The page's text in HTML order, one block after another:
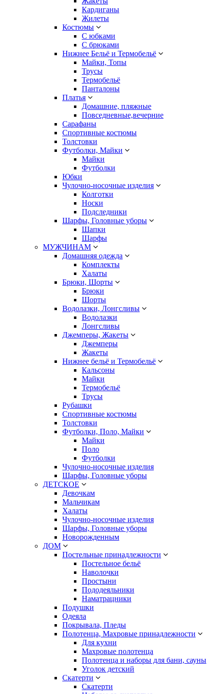
Кардиганы
Жилеты
Костюмы
С юбками
С брюками
Нижнее Бельё и Термобельё
Майки, Топы
Трусы
Термобельё
Панталоны
Платья
Домашние, пляжные
Повседневные,вечерние
Сарафаны
Спортивные костюмы
Толстовки
Футболки, Майки
Майки
Футболки
Юбки
Чулочно-носочные изделия
Колготки
Носки
Подследники
Шарфы, Головные уборы
Шапки
Шарфы
МУЖЧИНАМ
Домашняя одежда
Комплекты
Халаты
Брюки, Шорты
Брюки
Шорты
Водолазки, Лонгсливы
Водолазки
Лонгсливы
Джемперы, Жакеты
Джемперы
Жакеты
Нижнее бельё и Термобельё
Кальсоны
Майки
Термобельё
Трусы
Рубашки
Спортивные костюмы
Толстовки
Футболки, Поло, Майки
Майки
Поло
Футболки
Чулочно-носочные изделия
Шарфы, Головные уборы
ДЕТСКОЕ
Девочкам
Мальчикам
Халаты
Чулочно-носочные изделия
Шарфы, Головные уборы
Новорожденным
ДОМ
Постельные принадлежности
Постельное бельё
Наволочки
Простыни
Пододеяльники
Наматрацники
Подушки
Одеяла
Покрывала, Пледы
Полотенца, Махровые принадлежности
Для кухни
Махровые полотенца
Полотенца и наборы для бани, сауны
Уголок детский
Скатерти
Скатерти